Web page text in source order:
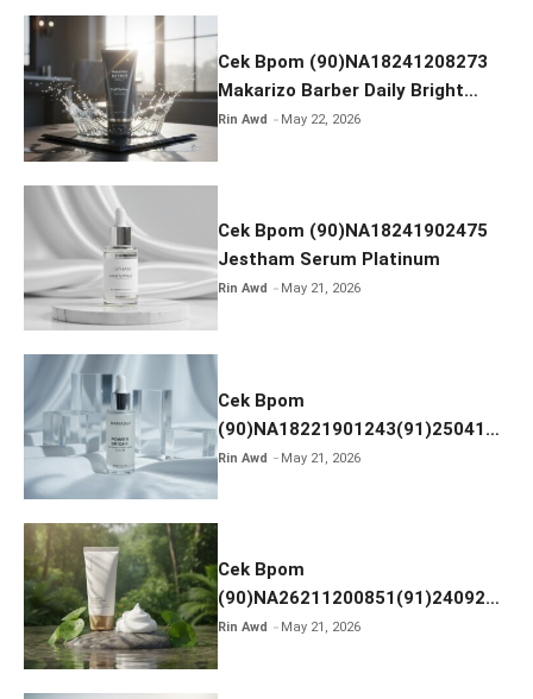
o
k
Cek Bpom (90)NA18241208273
Makarizo Barber Daily Bright
Radiance Face Wash
Rin Awd May 22, 2026
Cek Bpom (90)NA18241902475
Jestham Serum Platinum
Rin Awd May 21, 2026
Cek Bpom
(90)NA18221901243(91)250418
Hanasui Power Bright Serum
Rin Awd May 21, 2026
Cek Bpom
(90)NA26211200851(91)240924
SKIN1004 Madagascar Centella
Rin Awd May 21, 2026